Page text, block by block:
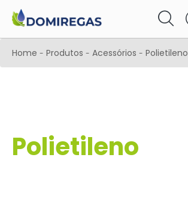
Home - Produtos - Acessórios - Polietileno
Polietileno